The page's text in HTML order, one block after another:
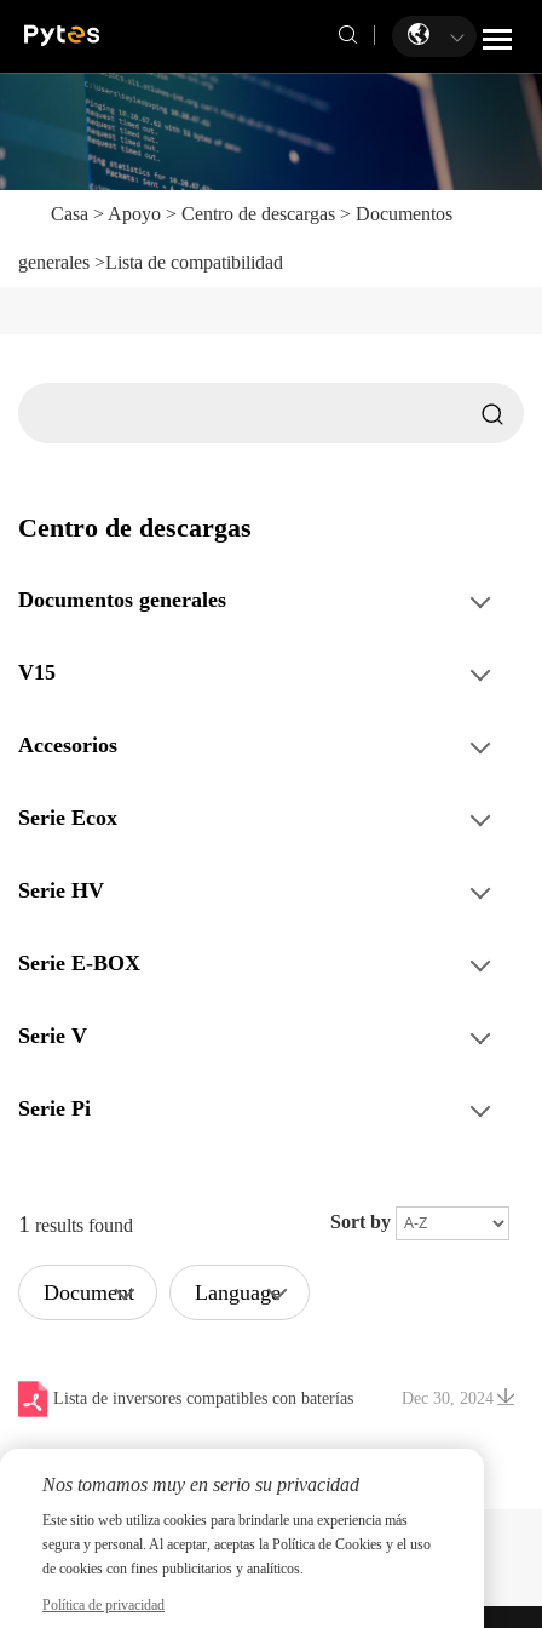
Casa > Apoyo > Centro de descargas > Documentos
generales >Lista de compatibilidad
Centro de descargas
Documentos generales
V15
Accesorios
Serie Ecox
Serie HV
Serie E-BOX
Serie V
Serie Pi
1 results found Sort by
Document Language
Dec 30, 2024
Lista de inversores compatibles con baterías
Nos tomamos muy en serio su privacidad
Este sitio web utiliza cookies para brindarle una experiencia más
segura y personal. Al aceptar, aceptas la Política de Cookies y el uso
de cookies con fines publicitarios y analíticos.
Política de privacidad